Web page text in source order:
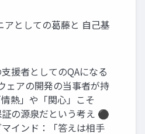
アとしての葛藤と 自己基
援者としてのQAになる
ェアの開発の当事者が持
熱」や「関心」こそ
の源泉だという考え ⚫
インド：「答えは相手